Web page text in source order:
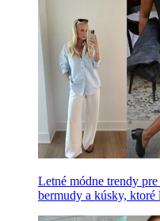
Letné módne trendy
bermudy a kúsky, ktoré